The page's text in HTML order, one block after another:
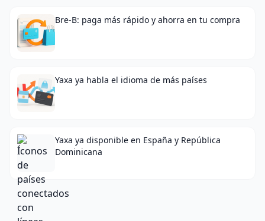
Bre-B: paga más rápido y ahorra en tu compra
Yaxa ya habla el idioma de más países
Yaxa ya disponible en España y República
Dominicana